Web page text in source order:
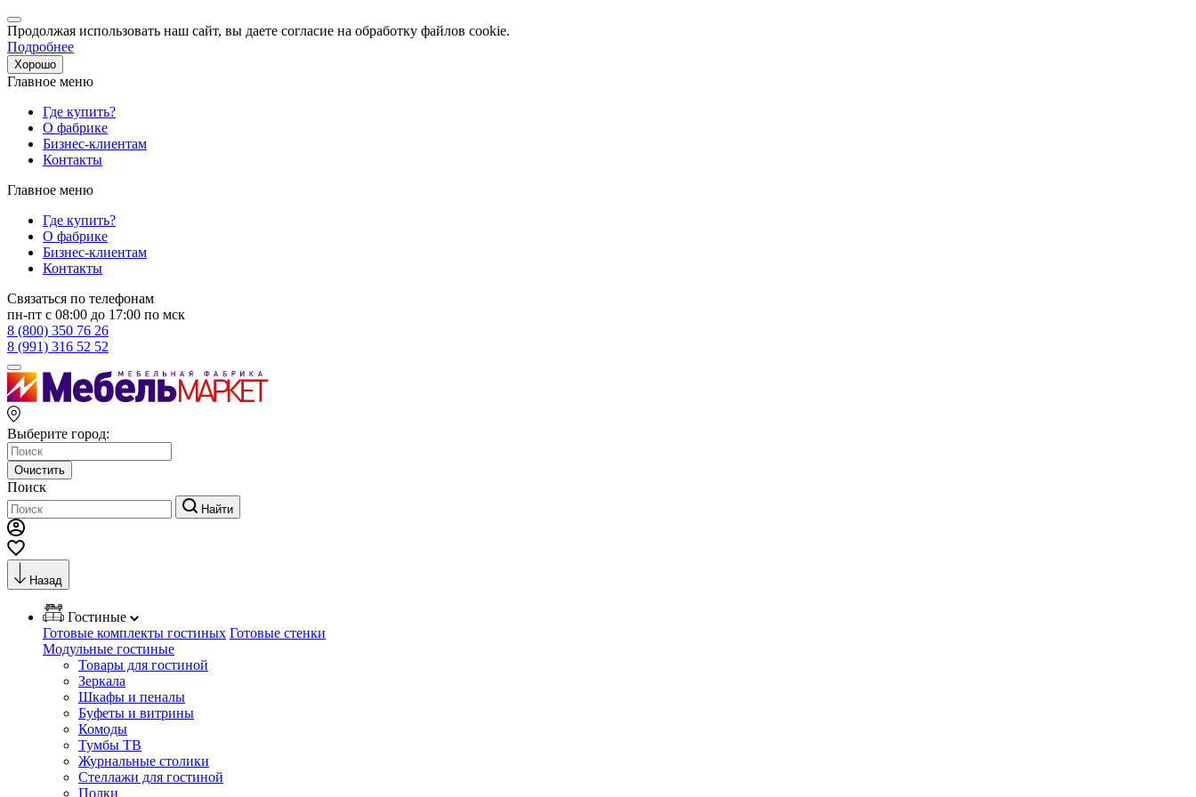
Продолжая использовать наш сайт, вы даете согласие на обработку файлов cookie.
Подробнее
Хорошо
Главное меню
Где купить?
О фабрике
Бизнес-клиентам
Контакты
Главное меню
Где купить?
О фабрике
Бизнес-клиентам
Контакты
Связаться по телефонам
пн-пт с 08:00 до 17:00 по мск
8 (800) 350 76 26
8 (991) 316 52 52
Выберите город:
Очистить
Поиск
Найти
Назад
Гостиные
Готовые комплекты гостиных Готовые стенки
Модульные гостиные
Товары для гостиной
Зеркала
Шкафы и пеналы
Буфеты и витрины
Комоды
Тумбы ТВ
Журнальные столики
Стеллажи для гостиной
Полки